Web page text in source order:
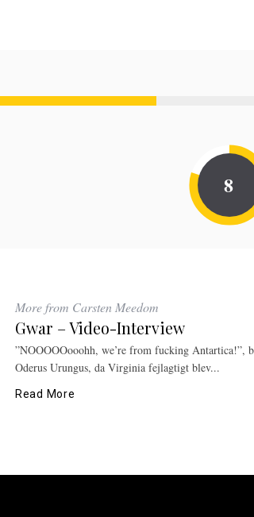
8
More from Carsten Meedom
Gwar – Video-Interview
”NOOOOOooohh, we’re from fucking Antartica!”,
Oderus Urungus, da Virginia fejlagtigt blev...
Read More